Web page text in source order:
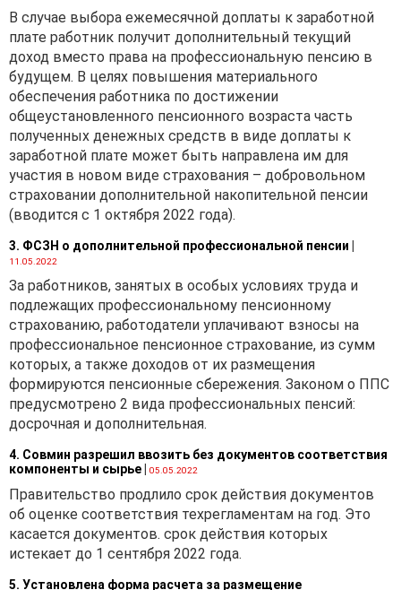
соответственно
1,5 размера бюджета
прожиточного минимума
для трудоспособного
населения составляет
455,30 рубля (303,53 х 1,5).
В случае выбора ежемесячной доплаты к заработной
плате работник получит дополнительный текущий
доход вместо права на профессиональную пенсию в
будущем. В целях повышения материального
обеспечения работника по достижении
общеустановленного пенсионного возраста часть
полученных денежных средств в виде доплаты к
заработной плате может быть направлена им для
участия в новом виде страхования – добровольном
страховании дополнительной накопительной пенсии
(вводится с 1 октября 2022 года).
3. ФСЗН о дополнительной профессиональной пенсии
11.05.2022
За работников, занятых в особых условиях труда и
подлежащих профессиональному пенсионному
страхованию, работодатели уплачивают взносы на
профессиональное пенсионное страхование, из сумм
которых, а также доходов от их размещения
формируются пенсионные сбережения. Законом о ППС
предусмотрено 2 вида профессиональных пенсий:
досрочная и дополнительная.
4. Совмин разрешил ввозить без документов соответствия
компоненты и сырье
05.05.2022
Правительство продлило срок действия документов
об оценке соответствия техрегламентам на год. Это
касается документов. срок действия которых
истекает до 1 сентября 2022 года.
5. Установлена форма расчета за размещение